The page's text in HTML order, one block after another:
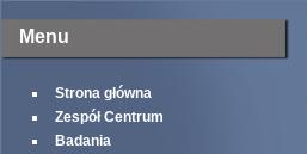
Menu
Strona główna
Zespół Centrum
Badania